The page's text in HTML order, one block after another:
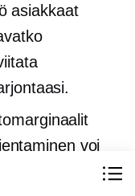
asiakkaat
voi